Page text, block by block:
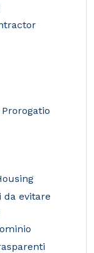
da evitare